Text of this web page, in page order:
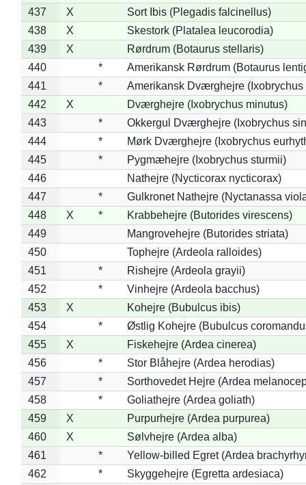
437
X
Sort Ibis (Plegadis falcinellus)
438
X
Skestork (Platalea leucorodia)
439
X
Rørdrum (Botaurus stellaris)
440
*
Amerikansk Rørdrum (Botaurus
441
*
Amerikansk Dværghejre (Ixobrychus
442
X
Dværghejre (Ixobrychus minutus)
443
*
Okkergul Dværghejre (Ixobrychus
444
*
Mørk Dværghejre (Ixobrychus
445
*
Pygmæhejre (Ixobrychus sturmii)
446
Nathejre (Nycticorax nycticorax)
447
*
Gulkronet Nathejre (Nyctanassa
448
X *
Krabbehejre (Butorides virescens)
449
Mangrovehejre (Butorides striata)
450
Tophejre (Ardeola ralloides)
451
*
Rishejre (Ardeola grayii)
452
*
Vinhejre (Ardeola bacchus)
453
X
Kohejre (Bubulcus ibis)
454
*
Østlig Kohejre (Bubulcus
455
X
Fiskehejre (Ardea cinerea)
456
*
Stor Blåhejre (Ardea herodias)
457
*
Sorthovedet Hejre (Ardea
458
*
Goliathejre (Ardea goliath)
459
X
Purpurhejre (Ardea purpurea)
460
X
Sølvhejre (Ardea alba)
461
*
Yellow-billed Egret (Ardea
462
*
Skyggehejre (Egretta ardesiaca)